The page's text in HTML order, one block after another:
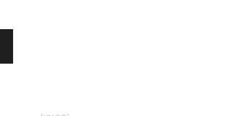
Ajax (Аякс) 6082 CP-P (без фик.) хром